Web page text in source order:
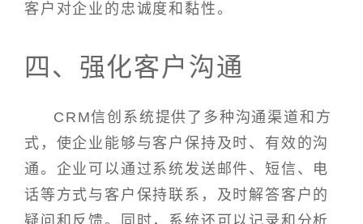
客户对企业的忠诚度和黏性。
四、强化客户沟通
CRM信创系统提供了多种沟通渠道和方
式，使企业能够与客户保持及时、有效的沟
通。企业可以通过系统发送邮件、短信、电
话等方式与客户保持联系，及时解答客户的